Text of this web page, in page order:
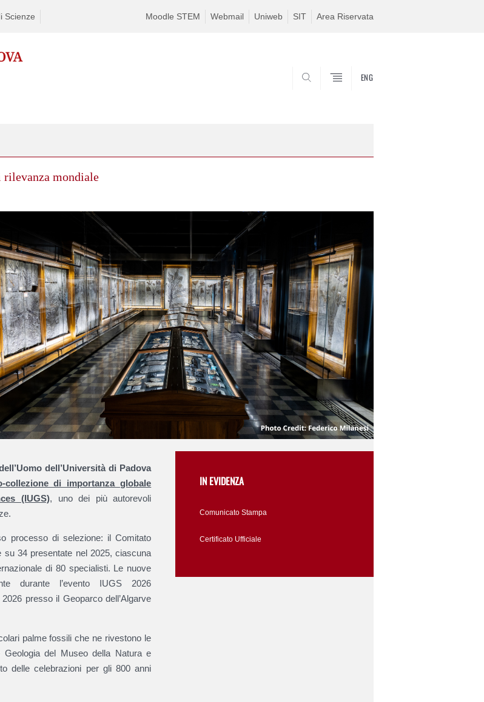
Scienze Moodle STEM Webmail Uniweb SIT Area Riservata
ENG
rilevanza mondiale
dell’Università di Padova
di importanza globale
(IUGS), uno dei più autorevoli
processo di selezione: il Comitato
su 34 presentate nel 2025, ciascuna
di 80 specialisti. Le nuove
durante l’evento IUGS 2026
presso il Geoparco dell’Algarve
palme fossili che ne rivestono le
del Museo della Natura e
delle celebrazioni per gli 800 anni
IN EVIDENZA
Comunicato Stampa
Certificato Ufficiale